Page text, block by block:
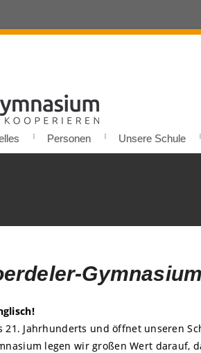
Personen Unsere Schule
21. Jahrhunderts und öffnet unseren
legen wir großen Wert darauf,